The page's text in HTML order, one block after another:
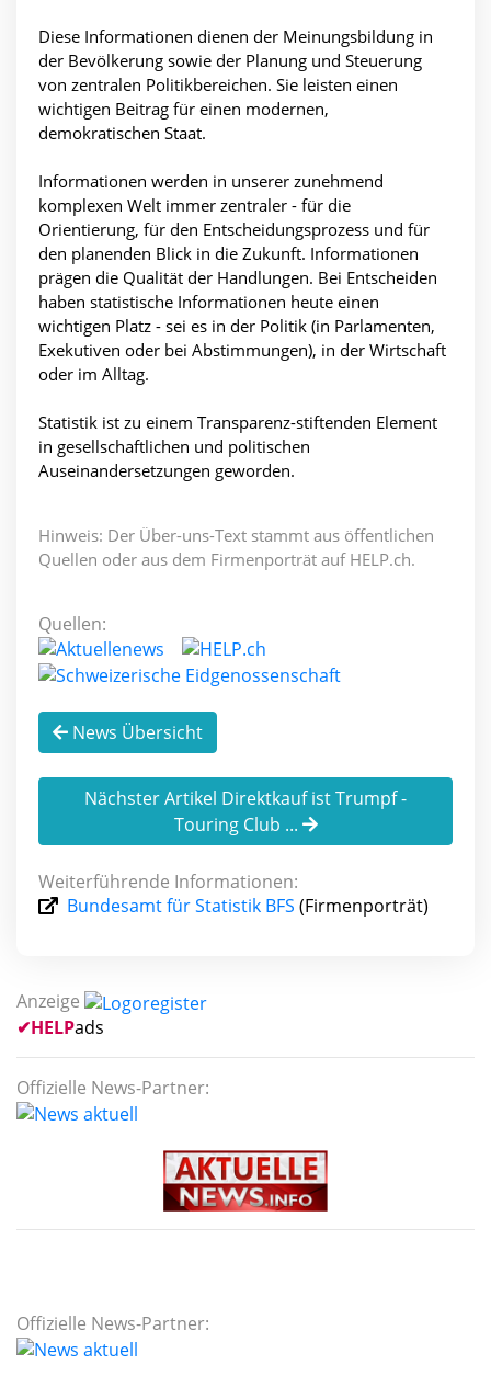
Diese Informationen dienen der Meinungsbildung in
der Bevölkerung sowie der Planung und Steuerung
von zentralen Politikbereichen. Sie leisten einen
wichtigen Beitrag für einen modernen,
demokratischen Staat.
Informationen werden in unserer zunehmend
komplexen Welt immer zentraler - für die
Orientierung, für den Entscheidungsprozess und für
den planenden Blick in die Zukunft. Informationen
prägen die Qualität der Handlungen. Bei Entscheiden
haben statistische Informationen heute einen
wichtigen Platz - sei es in der Politik (in Parlamenten,
Exekutiven oder bei Abstimmungen), in der Wirtschaft
oder im Alltag.
Statistik ist zu einem Transparenz-stiftenden Element
in gesellschaftlichen und politischen
Auseinandersetzungen geworden.
Hinweis: Der Über-uns-Text stammt aus öffentlichen
Quellen oder aus dem Firmenporträt auf HELP.ch.
Quellen:
News Übersicht
Nächster Artikel Direktkauf ist Trumpf -
Touring Club ...
Weiterführende Informationen:
Bundesamt für Statistik BFS (Firmenporträt)
Anzeige
✔HELPads
Offizielle News-Partner:
Offizielle News-Partner: